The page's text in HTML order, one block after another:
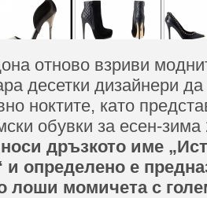
отново взриви
десетки дизайнери да
ноктите, като
обувки за есен-зима
дръзкото име
определено е
лоши момичета с